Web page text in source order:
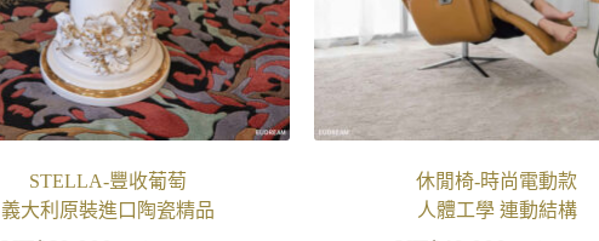
STELLA-豐收葡萄
義大利原裝進口陶瓷精品
休閒椅-時尚電動款
人體工學 連動結構